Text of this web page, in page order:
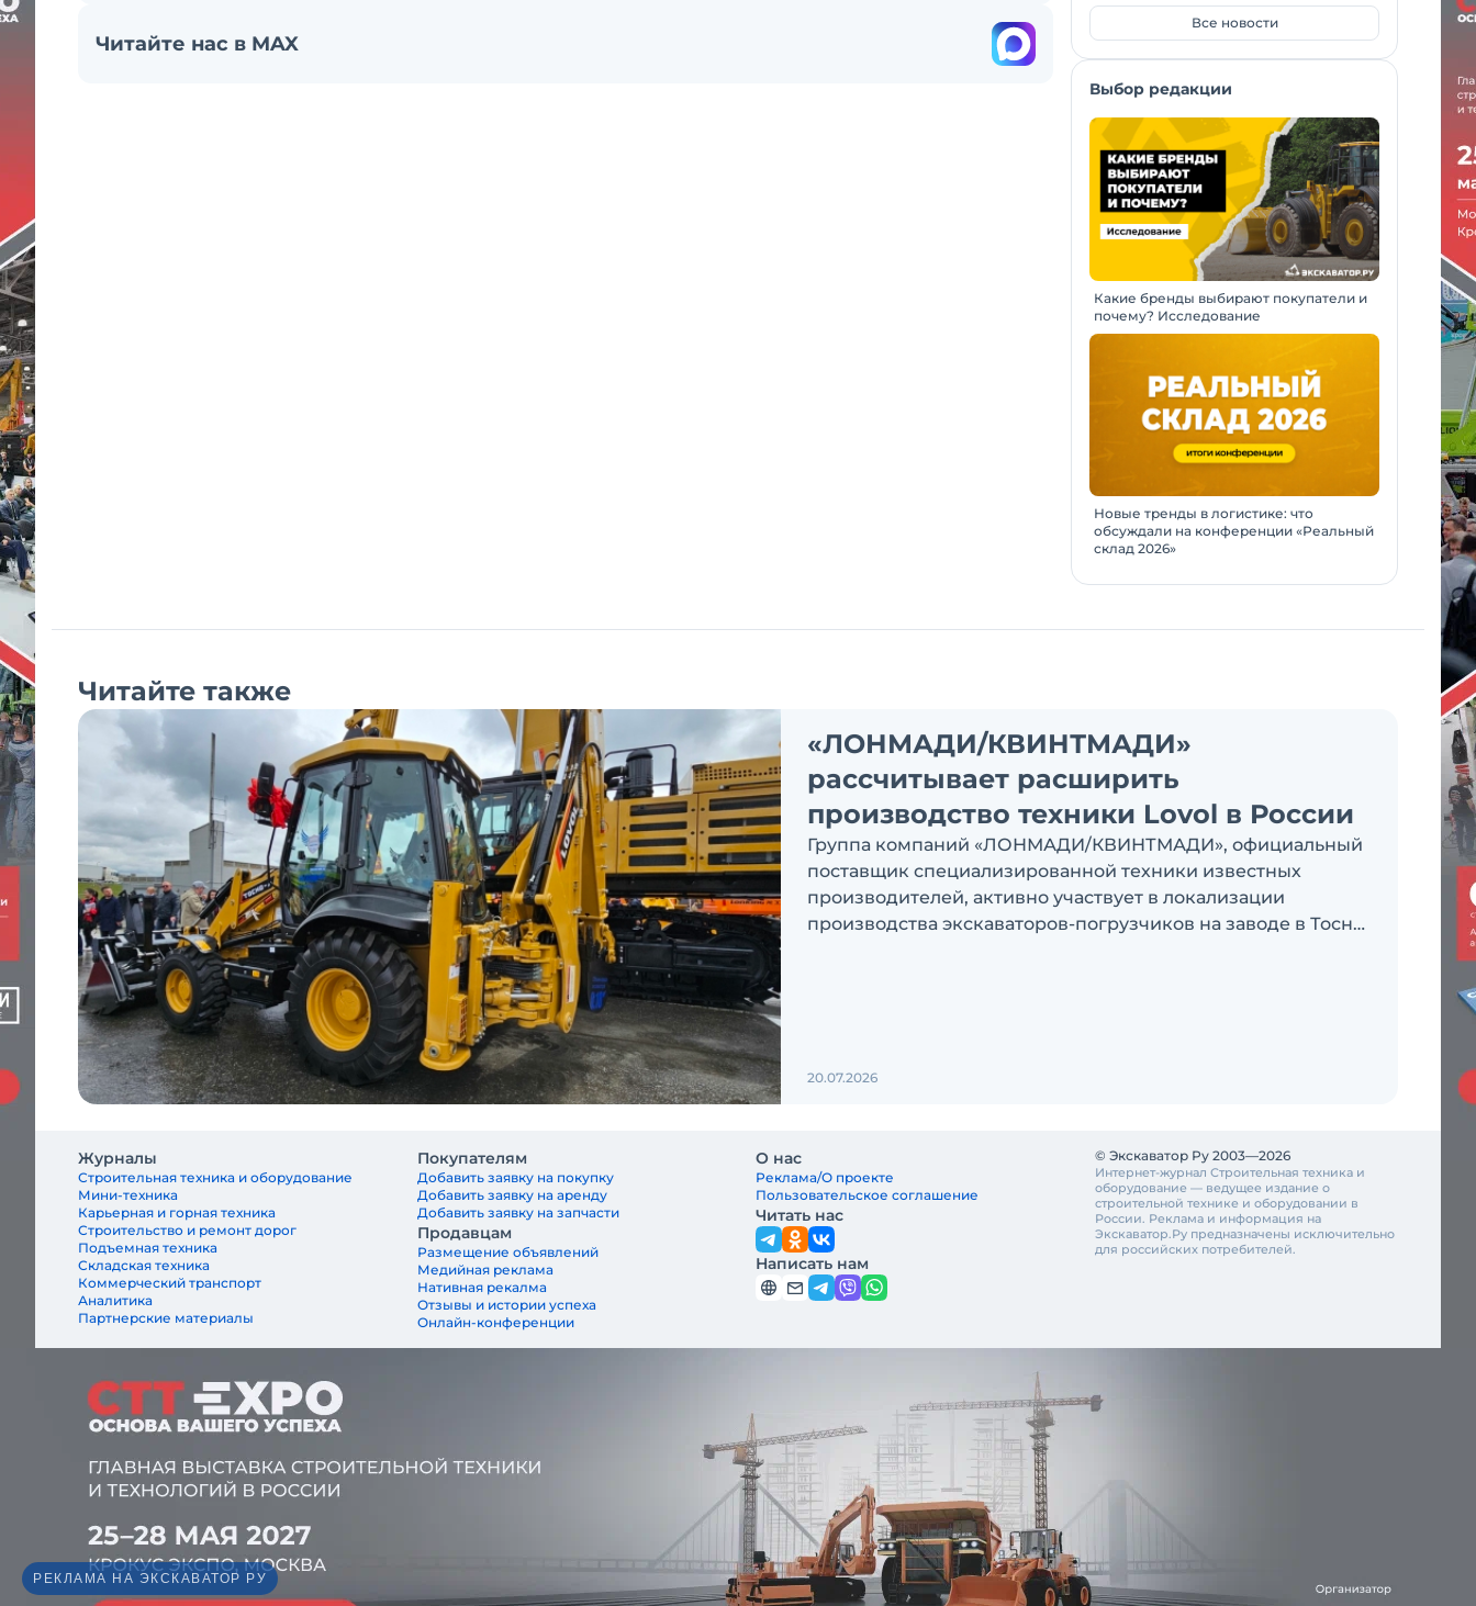
Читайте нас в MAX
Все новости
Выбор редакции
Какие бренды выбирают покупатели и
почему? Исследование
Новые тренды в логистике: что
обсуждали на конференции «Реальный
склад 2026»
Читайте также
«ЛОНМАДИ/КВИНТМАДИ»
рассчитывает расширить
производство техники Lovol в России
Группа компаний «ЛОНМАДИ/КВИНТМАДИ», официальный
поставщик специализированной техники известных
производителей, активно участвует в локализации
производства экскаваторов-погрузчиков на заводе в Тосно.
20.07.2026
Журналы
Строительная техника и оборудование
Мини-техника
Карьерная и горная техника
Строительство и ремонт дорог
Подъемная техника
Складская техника
Коммерческий транспорт
Аналитика
Партнерские материалы
Покупателям
Добавить заявку на покупку
Добавить заявку на аренду
Добавить заявку на запчасти
Продавцам
Размещение объявлений
Медийная реклама
Нативная рекалма
Отзывы и истории успеха
Онлайн-конференции
О нас
Реклама/О проекте
Пользовательское соглашение
Читать нас
Написать нам
© Экскаватор Ру 2003—2026
Интернет-журнал Строительная техника и
оборудование — ведущее издание о
строительной технике и оборудовании в
России. Реклама и информация на
Экскаватор.Ру предназначены исключительно
для российских потребителей.